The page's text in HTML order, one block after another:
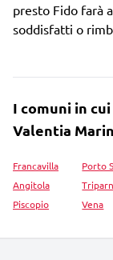
presto Fido farà
soddisfatti o
I comuni in
Valentia
Francavilla
Angitola
Piscopio
Porto
Vena